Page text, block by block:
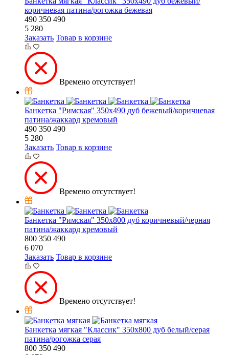
коричневая патина/рогожка бежевая
490 350 490
5 280
Заказать Товар в корзине
Времено отсутствует!
Банкетка "Римская" 350х490 дуб бежевый/коричневая
патина/жаккард кремовый
490 350 490
5 280
Заказать Товар в корзине
Времено отсутствует!
Банкетка "Римская" 350х800 дуб коричневый/черная
патина/жаккард кремовый
800 350 490
6 070
Заказать Товар в корзине
Времено отсутствует!
Банкетка мягкая "Классик" 350х800 дуб белый/серая
патина/рогожка серая
800 350 490